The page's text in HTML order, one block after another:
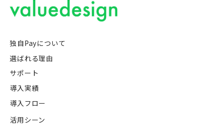
独自Payについて
選ばれる理由
サポート
導入実績
導入フロー
活用シーン